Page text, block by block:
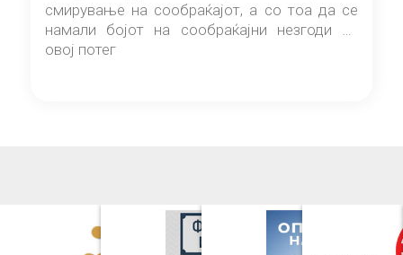
смирување на сообраќајот, а со тоа да се
намали бојот на сообраќајни незгоди на
овој потег